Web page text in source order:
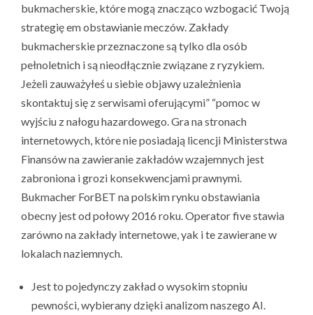
bukmacherskie, które mogą znacząco wzbogacić Twoją
strategię em obstawianie meczów. Zakłady
bukmacherskie przeznaczone są tylko dla osób
pełnoletnich i są nieodłącznie związane z ryzykiem.
Jeżeli zauważyłeś u siebie objawy uzależnienia
skontaktuj się z serwisami oferującymi” “pomoc w
wyjściu z nałogu hazardowego. Gra na stronach
internetowych, które nie posiadają licencji Ministerstwa
Finansów na zawieranie zakładów wzajemnych jest
zabroniona i grozi konsekwencjami prawnymi.
Bukmacher ForBET na polskim rynku obstawiania
obecny jest od połowy 2016 roku. Operator five stawia
zarówno na zakłady internetowe, yak i te zawierane w
lokalach naziemnych.
Jest to pojedynczy zakład o wysokim stopniu
pewności, wybierany dzięki analizom naszego AI.